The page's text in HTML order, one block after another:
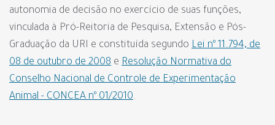
autonomia de decisão no exercício de suas funções,
vinculada à Pró-Reitoria de Pesquisa, Extensão e Pós-
Graduação da URI e constituída segundo Lei nº 11.794, de
08 de outubro de 2008 e Resolução Normativa do
Conselho Nacional de Controle de Experimentação
Animal - CONCEA nº 01/2010.